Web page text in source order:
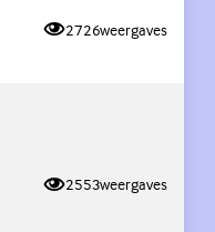
2726weergaves
2553weergaves